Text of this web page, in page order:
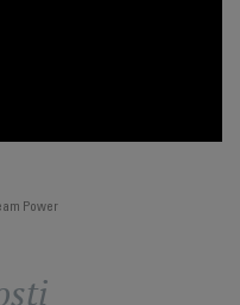
Power